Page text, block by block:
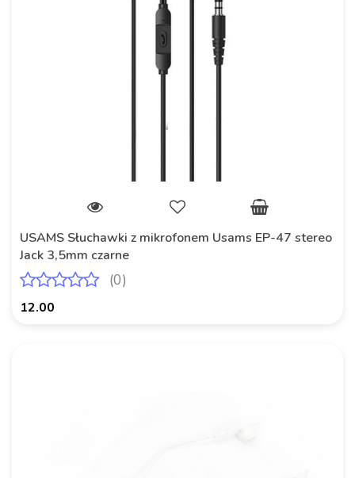
USAMS Słuchawki z mikrofonem Usams EP-47 stereo
Jack 3,5mm czarne
(0)
12.00